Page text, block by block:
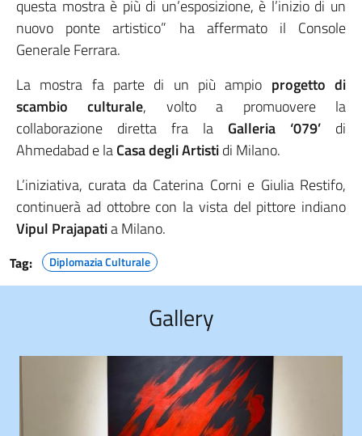
questa mostra è più di un’esposizione, è l’inizio di un
nuovo ponte artistico” ha affermato il Console
Generale Ferrara.
La mostra fa parte di un più ampio progetto di
scambio culturale, volto a promuovere la
collaborazione diretta fra la Galleria ‘079’ di
Ahmedabad e laCasa degli Artistidi Milano.
L’iniziativa, curata da Caterina Corni e Giulia Restifo,
continuerà ad ottobre con la vista del pittore indiano
Vipul Prajapatia Milano.
Tag: Diplomazia Culturale
Gallery